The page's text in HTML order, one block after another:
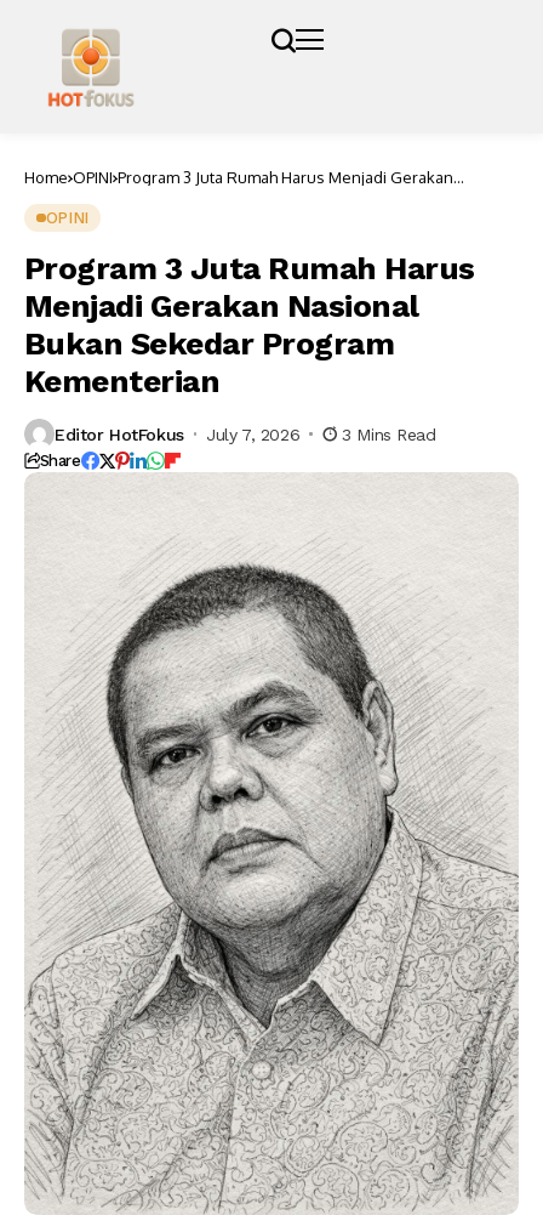
Home OPINI Program 3 Juta Rumah Harus Menjadi Gerakan
OPINI
Program 3 Juta Rumah Harus
Menjadi Gerakan Nasional
Bukan Sekedar Program
Kementerian
Editor HotFokus July 7, 2026 3 Mins Read
Share